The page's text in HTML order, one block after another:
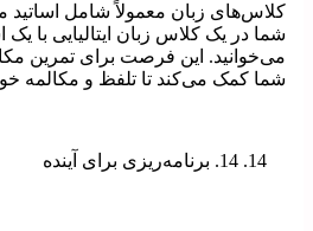
کلاس‌های زبان معمولاً شامل
شما در یک کلاس زبان ایتالیایی با
می‌خوانید. این فرصت برای تمرین
شما کمک می‌کند تا تلفظ و مکالمه
14. برنامه‌ریزی برای آینده